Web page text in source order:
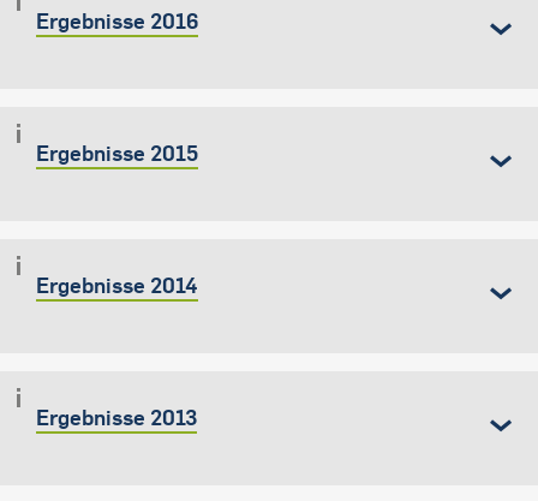
Ergebnisse 2016
Ergebnisse 2015
Ergebnisse 2014
Ergebnisse 2013